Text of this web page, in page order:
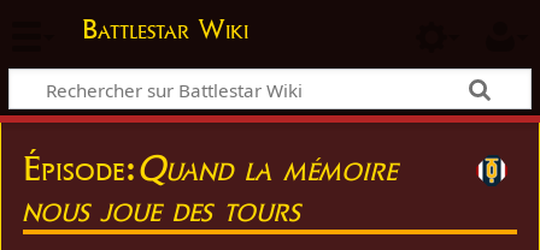
Battlestar Wiki
Épisode:Quand la mémoire
nous joue des tours